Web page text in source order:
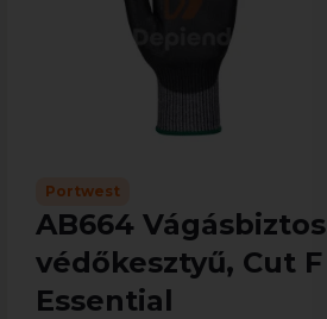
Portwest
AB664 Vágásbiztos
védőkesztyű, Cut F
Essential